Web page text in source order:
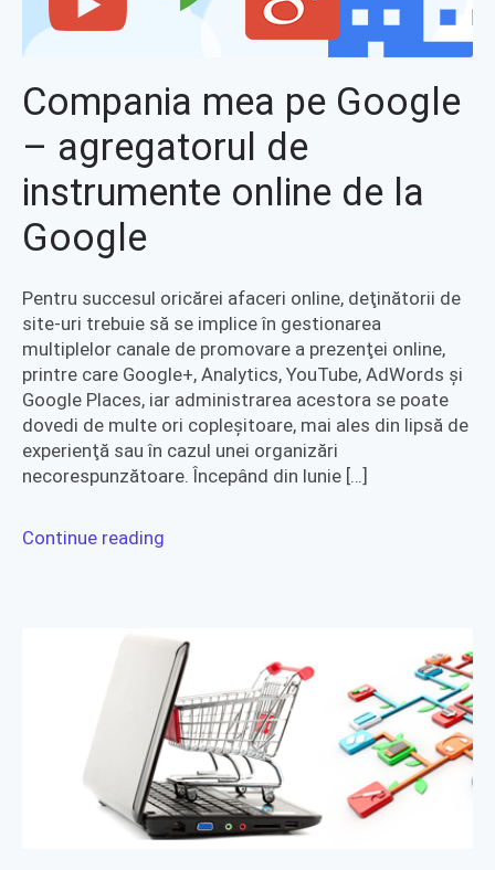
Compania mea pe Google
– agregatorul de
instrumente online de la
Google
Pentru succesul oricărei afaceri online, deţinătorii de
site-uri trebuie să se implice în gestionarea
multiplelor canale de promovare a prezenţei online,
printre care Google+, Analytics, YouTube, AdWords şi
Google Places, iar administrarea acestora se poate
dovedi de multe ori copleşitoare, mai ales din lipsă de
experienţă sau în cazul unei organizări
necorespunzătoare. Începând din Iunie […]
Continue reading